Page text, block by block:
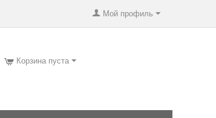
Мой профиль
Корзина пуста